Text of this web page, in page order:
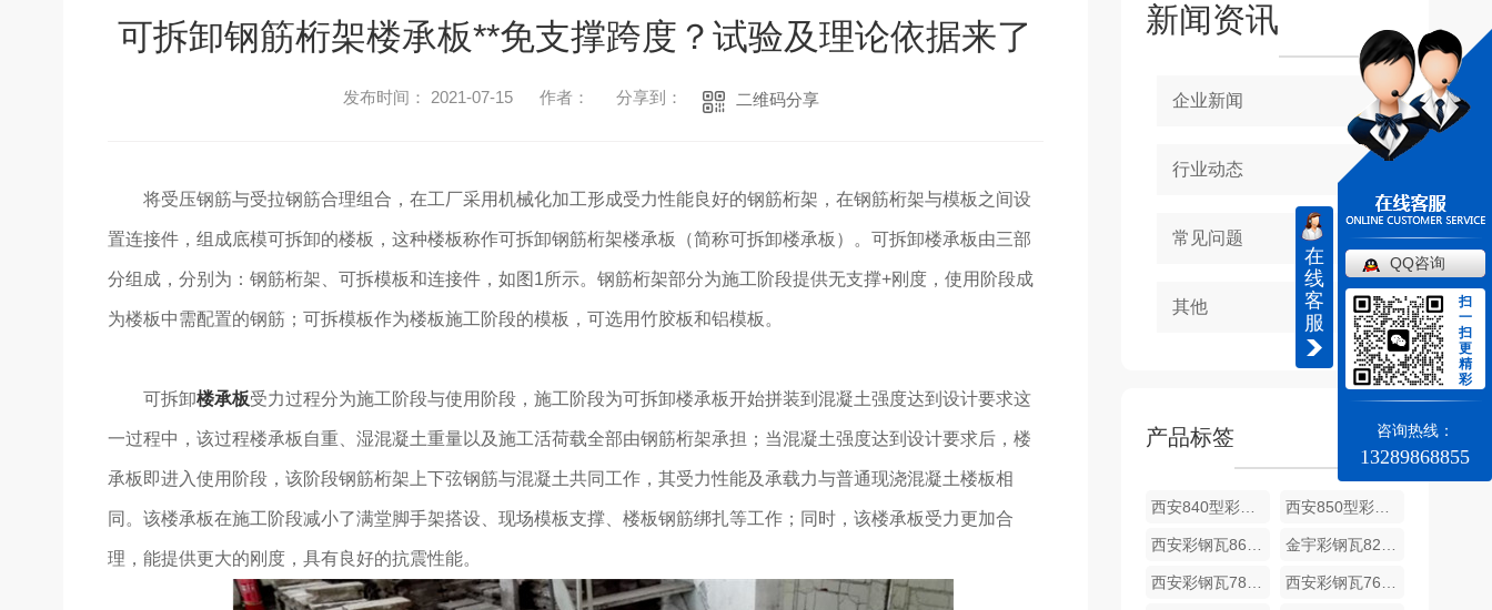
可拆卸钢筋桁架楼承板**免支撑跨度？试验及理论依据来了
发布时间： 2021-07-15 作者： 分享到： 二维码分享
将受压钢筋与受拉钢筋合理组合，在工厂采用机械化加工形成受力性能良好的钢筋桁架，在钢筋桁架与模板之间设
置连接件，组成底模可拆卸的楼板，这种楼板称作可拆卸钢筋桁架楼承板（简称可拆卸楼承板）。可拆卸楼承板由三部
分组成，分别为：钢筋桁架、可拆模板和连接件，如图1所示。钢筋桁架部分为施工阶段提供无支撑+刚度，使用阶段成
为楼板中需配置的钢筋；可拆模板作为楼板施工阶段的模板，可选用竹胶板和铝模板。
可拆卸楼承板受力过程分为施工阶段与使用阶段，施工阶段为可拆卸楼承板开始拼装到混凝土强度达到设计要求这
一过程中，该过程楼承板自重、湿混凝土重量以及施工活荷载全部由钢筋桁架承担；当混凝土强度达到设计要求后，楼
承板即进入使用阶段，该阶段钢筋桁架上下弦钢筋与混凝土共同工作，其受力性能及承载力与普通现浇混凝土楼板相
同。该楼承板在施工阶段减小了满堂脚手架搭设、现场模板支撑、楼板钢筋绑扎等工作；同时，该楼承板受力更加合
理，能提供更大的刚度，具有良好的抗震性能。
新闻资讯
企业新闻
行业动态
常见问题
其他
产品标签
西安840型彩钢瓦厂家 西安850型彩钢瓦价格
西安彩钢瓦860型彩钢瓦批发 金宇彩钢瓦820型销售
西安彩钢瓦780型大波纹施工 西安彩钢瓦760型生产
在
线
客
服
QQ咨询
扫
一
扫
更
精
彩
咨询热线：
13289868855